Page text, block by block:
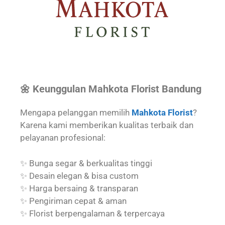
🌼 Keunggulan Mahkota Florist Bandung
Mengapa pelanggan memilih Mahkota Florist?
Karena kami memberikan kualitas terbaik dan
pelayanan profesional:
✨ Bunga segar & berkualitas tinggi
✨ Desain elegan & bisa custom
✨ Harga bersaing & transparan
✨ Pengiriman cepat & aman
✨ Florist berpengalaman & terpercaya